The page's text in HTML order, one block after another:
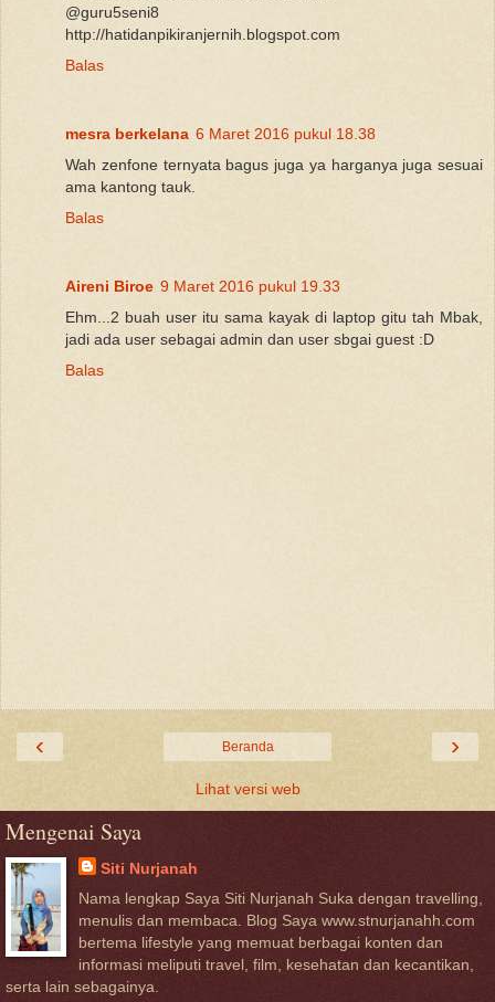
@guru5seni8
http://hatidanpikiranjernih.blogspot.com
Balas
mesra berkelana 6 Maret 2016 pukul 18.38
Wah zenfone ternyata bagus juga ya harganya juga sesuai
ama kantong tauk.
Balas
Aireni Biroe 9 Maret 2016 pukul 19.33
Ehm...2 buah user itu sama kayak di laptop gitu tah Mbak,
jadi ada user sebagai admin dan user sbgai guest :D
Balas
‹ ›
Beranda
Lihat versi web
Mengenai Saya
Siti Nurjanah
Nama lengkap Saya Siti Nurjanah Suka dengan travelling,
menulis dan membaca. Blog Saya www.stnurjanahh.com
bertema lifestyle yang memuat berbagai konten dan
informasi meliputi travel, film, kesehatan dan kecantikan,
serta lain sebagainya.